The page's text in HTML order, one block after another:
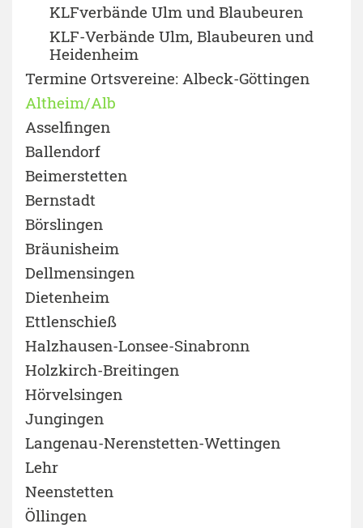
KLFverbände Ulm und Blaubeuren
KLF-Verbände Ulm, Blaubeuren und
Heidenheim
Termine Ortsvereine: Albeck-Göttingen
Altheim/Alb
Asselfingen
Ballendorf
Beimerstetten
Bernstadt
Börslingen
Bräunisheim
Dellmensingen
Dietenheim
Ettlenschieß
Halzhausen-Lonsee-Sinabronn
Holzkirch-Breitingen
Hörvelsingen
Jungingen
Langenau-Nerenstetten-Wettingen
Lehr
Neenstetten
Öllingen